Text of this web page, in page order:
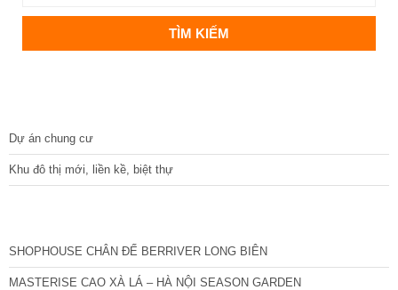
Dự án chung cư
Khu đô thị mới, liền kề, biệt thự
SHOPHOUSE CHÂN ĐẾ BERRIVER LONG BIÊN
MASTERISE CAO XÀ LÁ – HÀ NỘI SEASON GARDEN